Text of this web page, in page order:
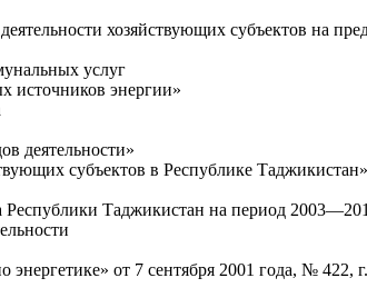
хозяйствующих субъектов на
услуг
источников энергии»
деятельности»
субъектов в Республике Таджикистан»
Таджикистан на период
от 7 сентября 2001 года, № 422,